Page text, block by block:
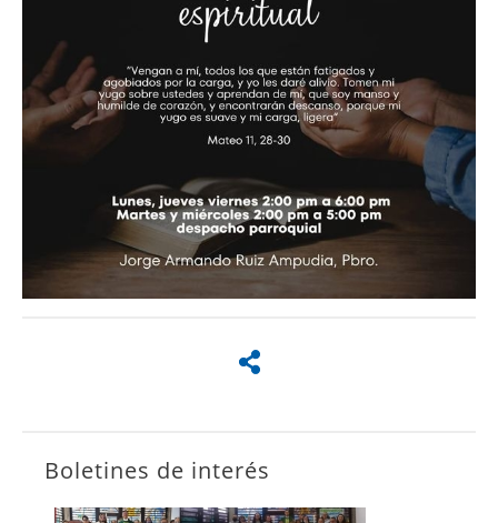
Boletines de interés